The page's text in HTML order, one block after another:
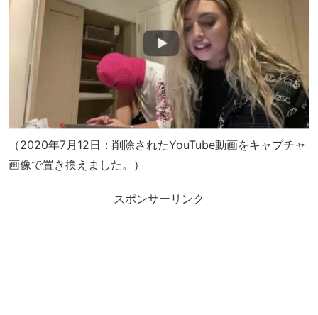
（2020年7月12日：削除されたYouTube動画をキャプチャ
画像で置き換えました。）
スポンサーリンク